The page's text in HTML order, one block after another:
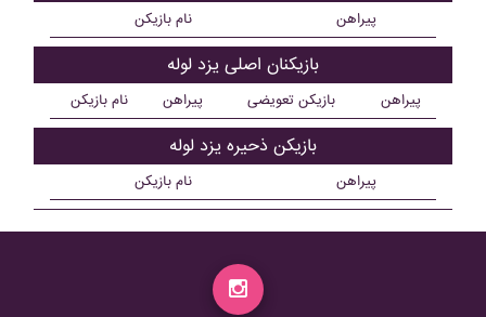
نام بازیکن پیراهن
بازیکنان اصلی يزد لوله
نام بازیکن پیراهن بازیکن تعویضی پیراهن
بازیکن ذحیره يزد لوله
نام بازیکن پیراهن